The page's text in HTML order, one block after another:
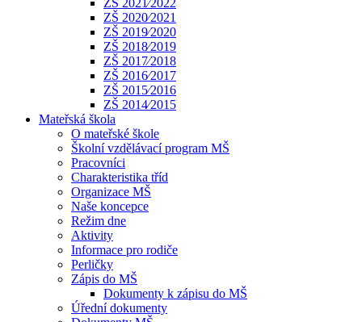
ZŠ 2021⁄2022
ZŠ 2020⁄2021
ZŠ 2019⁄2020
ZŠ 2018⁄2019
ZŠ 2017⁄2018
ZŠ 2016⁄2017
ZŠ 2015⁄2016
ZŠ 2014⁄2015
Mateřská škola
O mateřské škole
Školní vzdělávací program MŠ
Pracovníci
Charakteristika tříd
Organizace MŠ
Naše koncepce
Režim dne
Aktivity
Informace pro rodiče
Perličky
Zápis do MŠ
Dokumenty k zápisu do MŠ
Úřední dokumenty